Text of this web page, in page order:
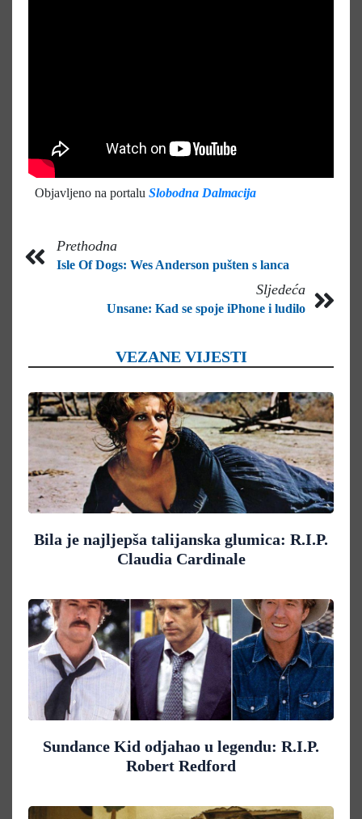
Objavljeno na portalu Slobodna Dalmacija
Prethodna
Isle Of Dogs: Wes Anderson pušten s lanca
Sljedeća
Unsane: Kad se spoje iPhone i ludilo
VEZANE VIJESTI
Bila je najljepša talijanska glumica: R.I.P.
Claudia Cardinale
Sundance Kid odjahao u legendu: R.I.P.
Robert Redford